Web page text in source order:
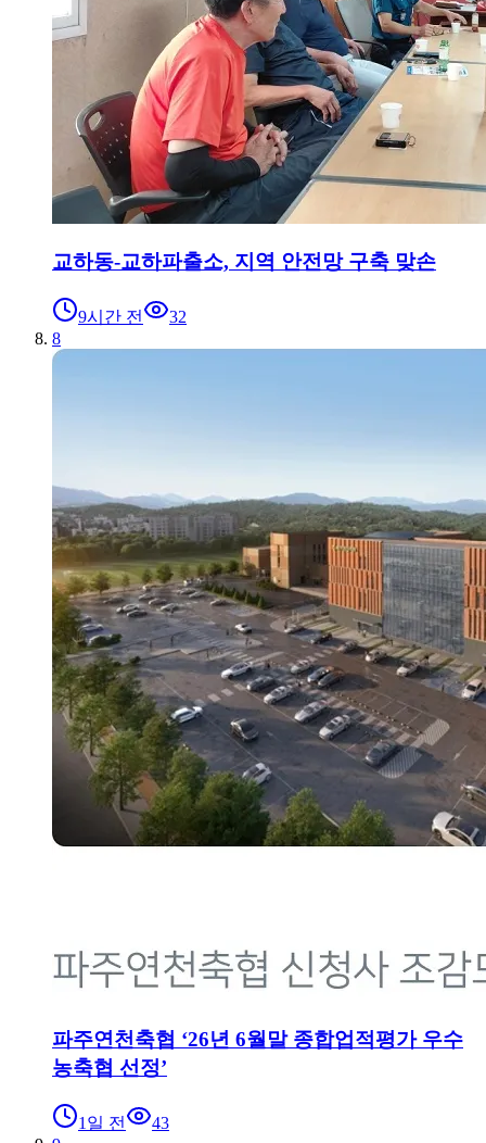
교하동-교하파출소, 지역 안전망 구축 맞손
9시간 전
32
8
파주연천축협 ‘26년 6월말 종합업적평가 우수
농축협 선정’
1일 전
43